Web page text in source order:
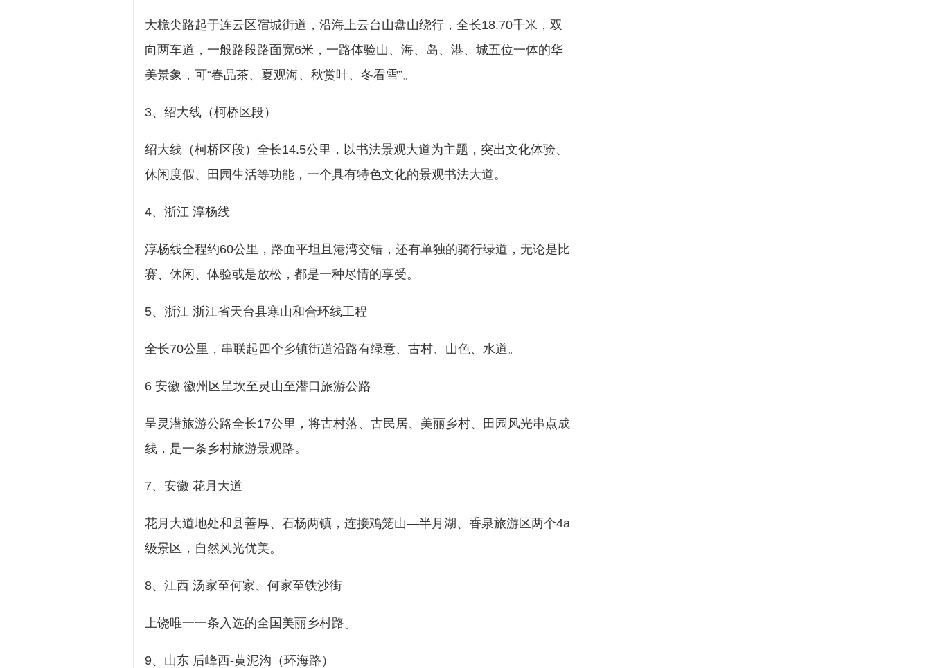
大桅尖路起于连云区宿城街道，沿海上云台山盘山绕行，全长18.70千米，双
向两车道，一般路段路面宽6米，一路体验山、海、岛、港、城五位一体的华
美景象，可“春品茶、夏观海、秋赏叶、冬看雪”。
3、绍大线（柯桥区段）
绍大线（柯桥区段）全长14.5公里，以书法景观大道为主题，突出文化体验、
休闲度假、田园生活等功能，一个具有特色文化的景观书法大道。
4、浙江 淳杨线
淳杨线全程约60公里，路面平坦且港湾交错，还有单独的骑行绿道，无论是比
赛、休闲、体验或是放松，都是一种尽情的享受。
5、浙江 浙江省天台县寒山和合环线工程
全长70公里，串联起四个乡镇街道沿路有绿意、古村、山色、水道。
6 安徽 徽州区呈坎至灵山至潜口旅游公路
呈灵潜旅游公路全长17公里，将古村落、古民居、美丽乡村、田园风光串点成
线，是一条乡村旅游景观路。
7、安徽 花月大道
花月大道地处和县善厚、石杨两镇，连接鸡笼山―半月湖、香泉旅游区两个4a
级景区，自然风光优美。
8、江西 汤家至何家、何家至铁沙街
上饶唯一一条入选的全国美丽乡村路。
9、山东 后峰西-黄泥沟（环海路）